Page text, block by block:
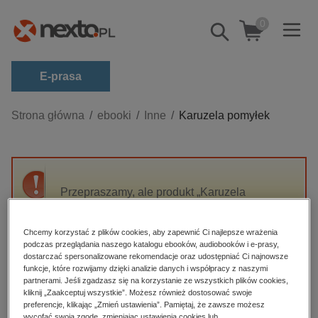
Pokaż/schowaj
wyszukiwarkę
0
E-prasa
Kategorie
biznesowe, branżowe, gospodarka
dzienniki
edukacja
hobby, sport, rozrywka
komputery, internet, technologie, informatyka
Strona główna ebooki Inne Karuzela pomyłek
Przepraszamy, ale produkt „Karuzela
High-contrast mode
Polecane
Chcemy korzystać z plików cookies, aby zapewnić Ci najlepsze wrażenia
podczas przeglądania naszego katalogu ebooków, audiobooków i e-prasy,
dostarczać spersonalizowane rekomendacje oraz udostępniać Ci najnowsze
funkcje, które rozwijamy dzięki analizie danych i współpracy z naszymi
partnerami. Jeśli zgadzasz się na korzystanie ze wszystkich plików cookies,
kliknij „Zaakceptuj wszystkie”. Możesz również dostosować swoje
preferencje, klikając „Zmień ustawienia”. Pamiętaj, że zawsze możesz